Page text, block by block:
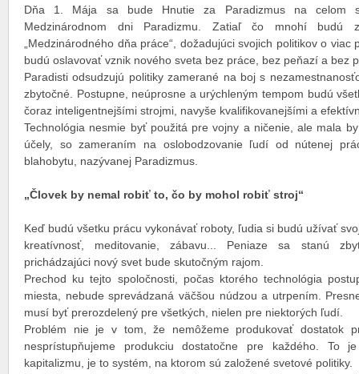
Dňa 1. Mája sa bude Hnutie za Paradizmus na celom
Medzinárodnom dni Paradizmu. Zatiaľ čo mnohí budú
„Medzinárodného dňa práce“, dožadujúci svojich politikov o
budú oslavovať vznik nového sveta bez práce, bez peňazí a bez
Paradisti odsudzujú politiky zamerané na boj s
zbytočné. Postupne, neúprosne a urýchleným tempom budú
čoraz inteligentnejšími strojmi, navyše kvalifikovanejšími a
Technológia nesmie byť použitá pre vojny a ničenie, ale mala
účely, so zameraním na oslobodzovanie ľudí od nútenej
blahobytu, nazývanej Paradizmus.
„Človek by nemal robiť to, čo by mohol robiť stroj“
Keď budú všetku prácu vykonávať roboty, ľudia si budú užívať
kreatívnosť, meditovanie, zábavu... Peniaze sa stanú
prichádzajúci nový svet bude skutočným rajom.
Prechod ku tejto spoločnosti, počas ktorého technológia
miesta, nebude sprevádzaná väčšou núdzou a utrpením.
musí byť prerozdelený pre všetkých, nielen pre niektorých ľudí.
Problém nie je v tom, že nemôžeme produkovať dostatok
nesprístupňujeme produkciu dostatočne pre každého. To
kapitalizmu, je to systém, na ktorom sú založené svetové politiky.